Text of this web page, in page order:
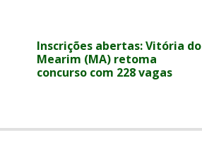
Inscrições abertas: Vitória do
Mearim (MA) retoma
concurso com 228 vagas